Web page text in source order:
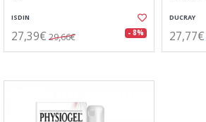
ISDIN
27,39€ 29,66€ - 8%
DUCRAY
27,77€